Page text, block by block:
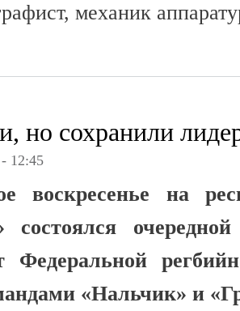
механик
но сохранили
12:45
воскресенье на
состоялся
Федеральной
«Нальчик» и